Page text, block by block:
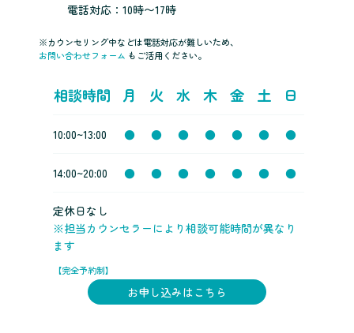
電話対応：10時〜17時
※カウンセリング中などは電話対応が難しいため、
お問い合わせフォーム もご活用ください。
相談時間 月 火 水 木 金 土 日
10:00~13:00 ● ● ● ● ● ● ●
14:00~20:00 ● ● ● ● ● ● ●
定休日なし
※担当カウンセラーにより相談可能時間が異なり
ます
【完全予約制】
お申し込みはこちら